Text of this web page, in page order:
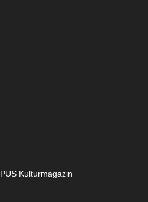
Kulturmagazin